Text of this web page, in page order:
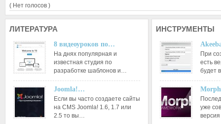
( Нет голосов )
ЛИТЕРАТУРА
8 видеоуроков по…
На днях популярная и
известная студия по
разработке шаблонов и…
Joomla!…
Если вы часто создаете сайты
на CMS Joomla! 1.6, 1.7 или
2.5 то вы…
ИНСТРУМЕНТЫ
При
есть
будет
уже